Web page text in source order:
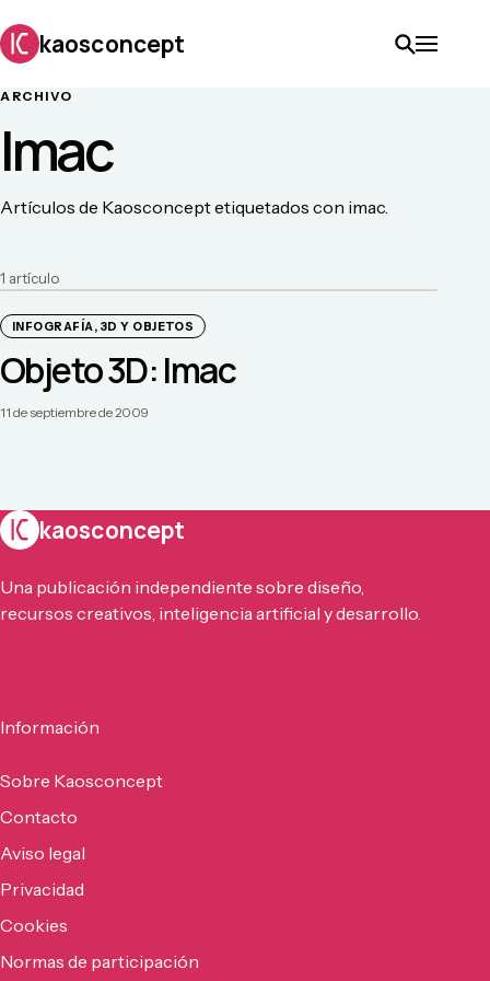
kaosconcept
ARCHIVO
Imac
Artículos de Kaosconcept etiquetados con imac.
1 artículo
INFOGRAFÍA, 3D Y OBJETOS
Objeto 3D: Imac
11 de septiembre de 2009
kaosconcept
Una publicación independiente sobre diseño,
recursos creativos, inteligencia artificial y desarrollo.
Información
Sobre Kaosconcept
Contacto
Aviso legal
Privacidad
Cookies
Normas de participación